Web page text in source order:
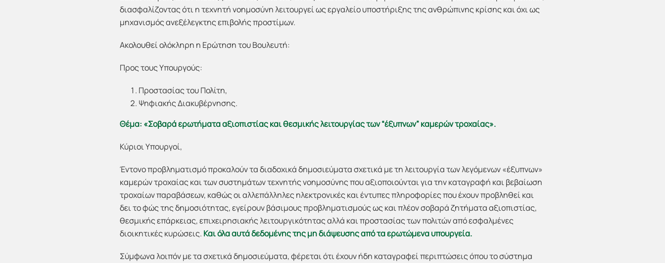
διασφαλίζοντας ότι η τεχνητή νοημοσύνη λειτουργεί ως εργαλείο υποστήριξης της ανθρώπινης κρίσης και όχι ως
μηχανισμός ανεξέλεγκτης επιβολής προστίμων.
Ακολουθεί ολόκληρη η Ερώτηση του Βουλευτή:
Προς τους Υπουργούς:
Προστασίας του Πολίτη,
Ψηφιακής Διακυβέρνησης.
Θέμα: «Σοβαρά ερωτήματα αξιοπιστίας και θεσμικής λειτουργίας των “έξυπνων” καμερών τροχαίας».
Κύριοι Υπουργοί,
Έντονο προβληματισμό προκαλούν τα διαδοχικά δημοσιεύματα σχετικά με τη λειτουργία των λεγόμενων «έξυπνων»
καμερών τροχαίας και των συστημάτων τεχνητής νοημοσύνης που αξιοποιούνται για την καταγραφή και βεβαίωση
τροχαίων παραβάσεων, καθώς οι αλλεπάλληλες ηλεκτρονικές και έντυπες πληροφορίες που έχουν προβληθεί και
δει το φώς της δημοσιότητας, εγείρουν βάσιμους προβληματισμούς ως και πλέον σοβαρά ζητήματα αξιοπιστίας,
θεσμικής επάρκειας, επιχειρησιακής λειτουργικότητας αλλά και προστασίας των πολιτών από εσφαλμένες
διοικητικές κυρώσεις. Και όλα αυτά δεδομένης της μη διάψευσης από τα ερωτώμενα υπουργεία.
Σύμφωνα λοιπόν με τα σχετικά δημοσιεύματα, φέρεται ότι έχουν ήδη καταγραφεί περιπτώσεις όπου το σύστημα